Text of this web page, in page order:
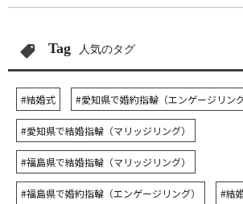
Tag 人気のタグ
#結婚式 #愛知県で婚約指輪（エンゲージリング
#愛知県で結婚指輪（マリッジリング）
#福島県で結婚指輪（マリッジリング）
#福島県で婚約指輪（エンゲージリング） #結